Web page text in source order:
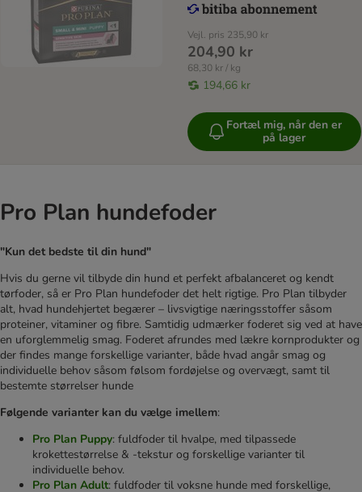
Vejl. pris 235,90 kr
204,90 kr
68,30 kr / kg
194,66 kr
Fortæl mig, når den er
på lager
Pro Plan hundefoder
"Kun det bedste til din hund"
Hvis du gerne vil tilbyde din hund et perfekt afbalanceret og kendt
tørfoder, så er Pro Plan hundefoder det helt rigtige. Pro Plan tilbyder
alt, hvad hundehjertet begærer – livsvigtige næringsstoffer såsom
proteiner, vitaminer og fibre. Samtidig udmærker foderet sig ved at have
en uforglemmelig smag. Foderet afrundes med lækre kornprodukter og
der findes mange forskellige varianter, både hvad angår smag og
individuelle behov såsom følsom fordøjelse og overvægt, samt til
bestemte størrelser hunde
Følgende varianter kan du vælge imellem:
Pro Plan Puppy: fuldfoder til hvalpe, med tilpassede
krokettestørrelse & -tekstur og forskellige varianter til
individuelle behov.
Pro Plan Adult: fuldfoder til voksne hunde med forskellige,